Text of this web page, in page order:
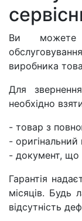
Ви можете
виробника
Для
необхідно
- товар з
- оригінальний
- документ, що
Гарантія
місяців. Будь
відсутність